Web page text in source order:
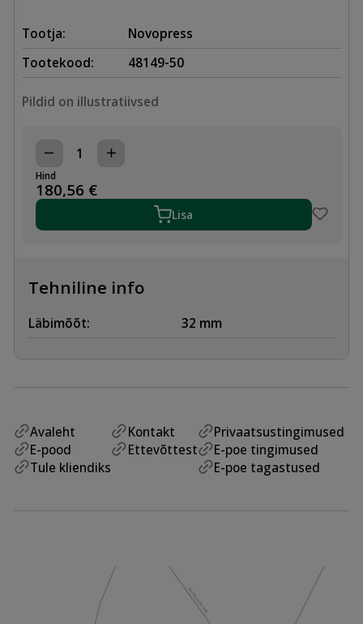
Tootja:
Novopress
Tootekood:
48149-50
Pildid on illustratiivsed
PRESSPIHID
PB2
U32
kogus
Hind
180,56 €
Lisa
Tehniline info
Läbimõõt: 32 mm
Avaleht
E-pood
Tule kliendiks
Kontakt
Ettevõttest
Privaatsustingimused
E-poe tingimused
E-poe tagastused